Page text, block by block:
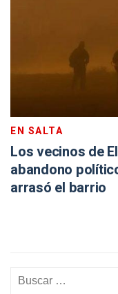
EN SALTA
Los vecinos de
abandono
arrasó el barrio